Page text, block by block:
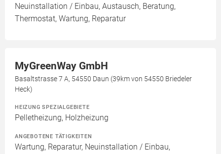
Neuinstallation / Einbau, Austausch, Beratung,
Thermostat, Wartung, Reparatur
MyGreenWay GmbH
Basaltstrasse 7 A, 54550 Daun (39km von 54550 Briedeler
Heck)
HEIZUNG SPEZIALGEBIETE
Pelletheizung, Holzheizung
ANGEBOTENE TÄTIGKEITEN
Wartung, Reparatur, Neuinstallation / Einbau,